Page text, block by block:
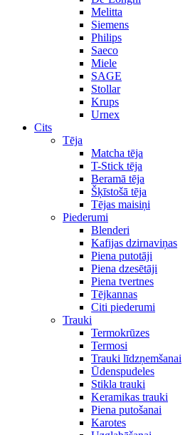
Melitta
Siemens
Philips
Saeco
Miele
SAGE
Stollar
Krups
Urnex
Cits
Tēja
Matcha tēja
T-Stick tēja
Beramā tēja
Šķīstošā tēja
Tējas maisiņi
Piederumi
Blenderi
Kafijas dzirnaviņas
Piena putotāji
Piena dzesētāji
Piena tvertnes
Tējkannas
Citi piederumi
Trauki
Termokrūzes
Termosi
Trauki līdzņemšanai
Ūdenspudeles
Stikla trauki
Keramikas trauki
Piena putošanai
Karotes